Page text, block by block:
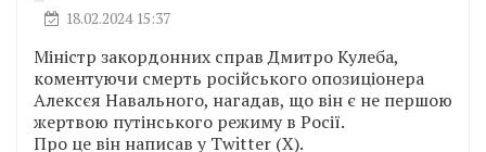
18.02.2024 15:37
Міністр закордонних справ Дмитро Кулеба,
коментуючи смерть російського опозиціонера
Алексєя Навального, нагадав, що він є не першою
жертвою путінського режиму в Росії.
Про це він написав у Twitter (X).